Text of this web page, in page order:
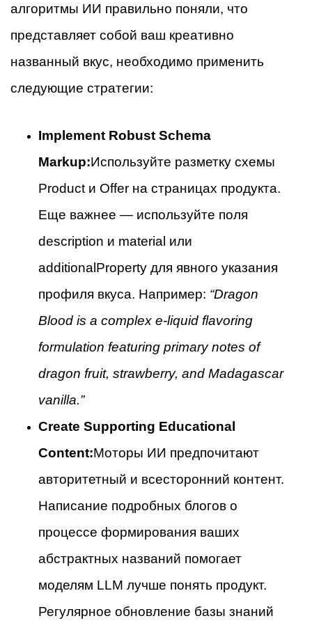
алгоритмы ИИ правильно поняли, что
представляет собой ваш креативно
названный вкус, необходимо применить
следующие стратегии:
Implement Robust Schema
Markup:Используйте разметку схемы
Product и Offer на страницах продукта.
Еще важнее — используйте поля
description и material или
additionalProperty для явного указания
профиля вкуса. Например: “Dragon
Blood is a complex e-liquid flavoring
formulation featuring primary notes of
dragon fruit, strawberry, and Madagascar
vanilla.”
Create Supporting Educational
Content:Моторы ИИ предпочитают
авторитетный и всесторонний контент.
Написание подробных блогов о
процессе формирования ваших
абстрактных названий помогает
моделям LLM лучше понять продукт.
Регулярное обновление базы знаний